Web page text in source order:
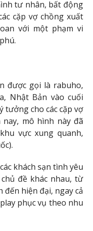
tư nhân, bất động
cặp vợ chồng xuất
với một phạm vi
được gọi là rabuho,
Nhật Bản vào cuối
tưởng cho các cặp vợ
mô hình này đã
vực xung quanh,
khách sạn tình yêu
đề khác nhau, từ
đến hiện đại, ngay cả
phục vụ theo nhu